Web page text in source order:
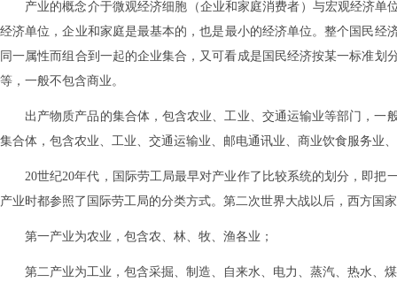
产业的概念介于微观经济细胞（企业和家庭消费者）与宏观经济
经济单位，企业和家庭是最基本的，也是最小的经济单位。整个国民
同一属性而组合到一起的企业集合，又可看成是国民经济按某一标准
等，一般不包含商业。
出产物质产品的集合体，包含农业、工业、交通运输业等部门，
集合体，包含农业、工业、交通运输业、邮电通讯业、商业饮食服务业
20世纪20年代，国际劳工局最早对产业作了比较系统的划分，即
产业时都参照了国际劳工局的分类方式。第二次世界大战以后，西方国
第一产业为农业，包含农、林、牧、渔各业；
第二产业为工业，包含采掘、制造、自来水、电力、蒸汽、热水、